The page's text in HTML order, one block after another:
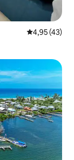
Vlerësimi
4,95 (43)